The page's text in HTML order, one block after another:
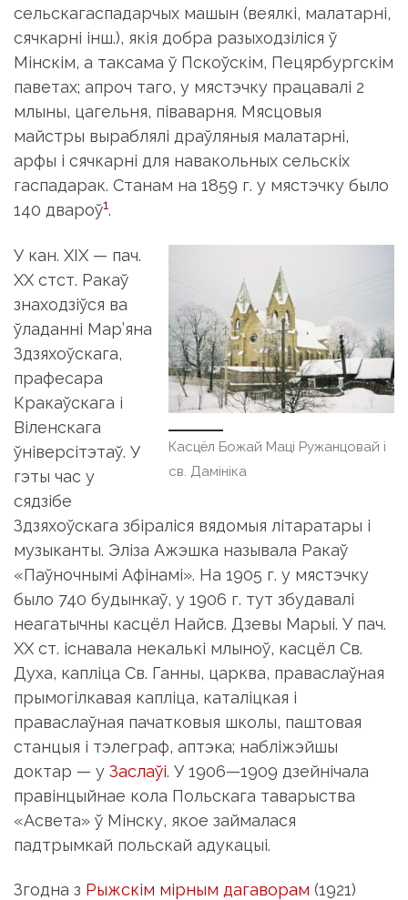
сельскагаспадарчых машын (веялкі, малатарні,
сячкарні інш.), якія добра разыходзіліся ў
Мінскім, а таксама ў Пскоўскім, Пецярбургскім
паветах; апроч таго, у мястэчку працавалі 2
млыны, цагельня, піваварня. Мясцовыя
майстры выраблялі драўляныя малатарні,
арфы і сячкарні для навакольных сельскіх
гаспадарак. Станам на 1859 г. у мястэчку было
140 двароў1.
Касцёл Божай Маці Ружанцовай і
св. Дамініка
У кан. XIX — пач.
XX стст. Ракаў
знаходзіўся ва
ўладанні Мар’яна
Здзяхоўскага,
прафесара
Кракаўскага і
Віленскага
ўніверсітэтаў. У
гэты час у
сядзібе
Здзяхоўскага збіраліся вядомыя літаратары і
музыканты. Эліза Ажэшка называла Ракаў
«Паўночнымі Афінамі». На 1905 г. у мястэчку
было 740 будынкаў, у 1906 г. тут збудавалі
неагатычны касцёл Найсв. Дзевы Марыі. У пач.
XX ст. існавала некалькі млыноў, касцёл Св.
Духа, капліца Св. Ганны, царква, праваслаўная
прымогілкавая капліца, каталіцкая і
праваслаўная пачатковыя школы, паштовая
станцыя і тэлеграф, аптэка; набліжэйшы
доктар — у Заслаўі. У 1906—1909 дзейнічала
правінцыйнае кола Польскага таварыства
«Асвета» ў Мінску, якое займалася
падтрымкай польскай адукацыі.
Згодна з Рыжскім мірным дагаворам (1921)